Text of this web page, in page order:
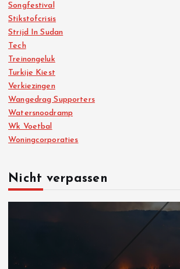
Songfestival
Stikstofcrisis
Strijd In Sudan
Tech
Treinongeluk
Turkije Kiest
Verkiezingen
Wangedrag Supporters
Watersnoodramp
Wk Voetbal
Woningcorporaties
Nicht verpassen